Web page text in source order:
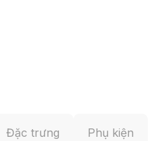
Đặc trưng Phụ kiện